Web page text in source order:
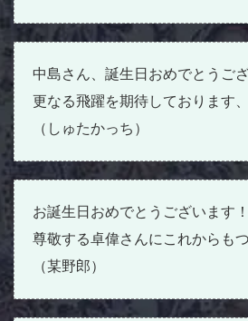
中島さん、誕生日おめでとうござ
更なる飛躍を期待しております、
（しゅたかっち）
お誕生日おめでとうございます！
尊敬する卓偉さんにこれからも
（某野郎）